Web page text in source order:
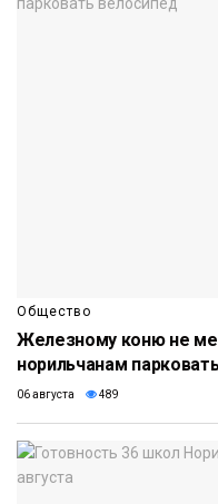
Общество
Железному коню не
норильчанам
06 августа 489